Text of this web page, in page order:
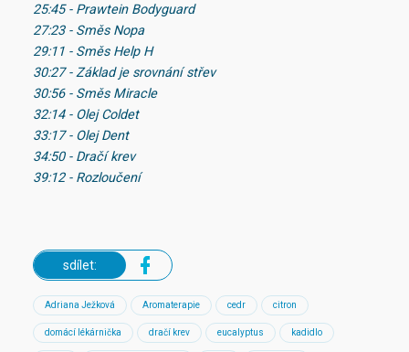
25:45 - Prawtein Bodyguard
27:23 - Směs Nopa
29:11 - Směs Help H
30:27 - Základ je srovnání střev
30:56 - Směs Miracle
32:14 - Olej Coldet
33:17 - Olej Dent
34:50 - Dračí krev
39:12 - Rozloučení
sdílet:
Adriana Ježková Aromaterapie cedr citron
domácí lékárnička dračí krev eucalyptus kadidlo